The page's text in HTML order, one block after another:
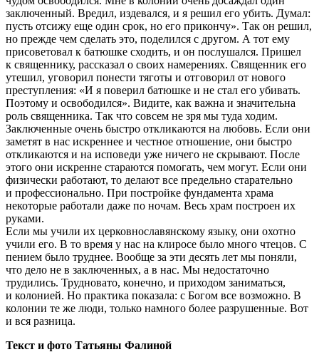
заключенный. Вредил, издевался, и я решил его убить. Думал:
пусть отсижу еще один срок, но его прикончу». Так он решил,
но прежде чем сделать это, поделился с другом. А тот ему
присоветовал к батюшке сходить, и он послушался. Пришел
к священнику, рассказал о своих намерениях. Священник его
утешил, уговорил понести тяготы и отговорил от нового
преступления: «И я поверил батюшке и не стал его убивать.
Поэтому и освободился». Видите, как важна и значительна
роль священника. Так что совсем не зря мы туда ходим.
Заключенные очень быстро откликаются на любовь. Если они
заметят в нас искреннее и честное отношение, они быстро
откликаются и на исповеди уже ничего не скрывают. После
этого они искренне стараются помогать, чем могут. Если они
физически работают, то делают все предельно старательно
и профессионально. При постройке фундамента храма
некоторые работали даже по ночам. Весь храм построен их
руками.
Если мы учили их церковнославянскому языку, они охотно
учили его. В то время у нас на клиросе было много чтецов. С
пением было труднее. Вообще за эти десять лет мы поняли,
что дело не в заключенных, а в нас. Мы недостаточно
трудились. Трудновато, конечно, и приходом заниматься,
и колонией. Но практика показала: с Богом все возможно. В
колонии те же люди, только намного более разрушенные. Вот
и вся разница.
Текст и фото Татьяны Фалиной